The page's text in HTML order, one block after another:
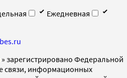
Ежедневная
» зарегистрировано Федеральной
связи, информационных